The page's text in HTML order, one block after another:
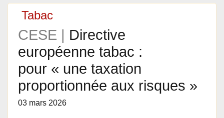
Tabac
CESE | Directive
européenne tabac :
pour « une taxation
proportionnée aux risques »
03 mars 2026